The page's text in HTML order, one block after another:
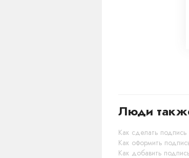
Люди
Как сделать
Как оформить
Как добавить